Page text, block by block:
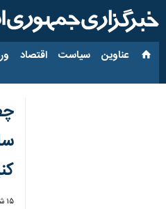
عناوین‌ سیاست اقتصاد
۱۵ شهریور ۱۴۰۳، ۰:۱۰